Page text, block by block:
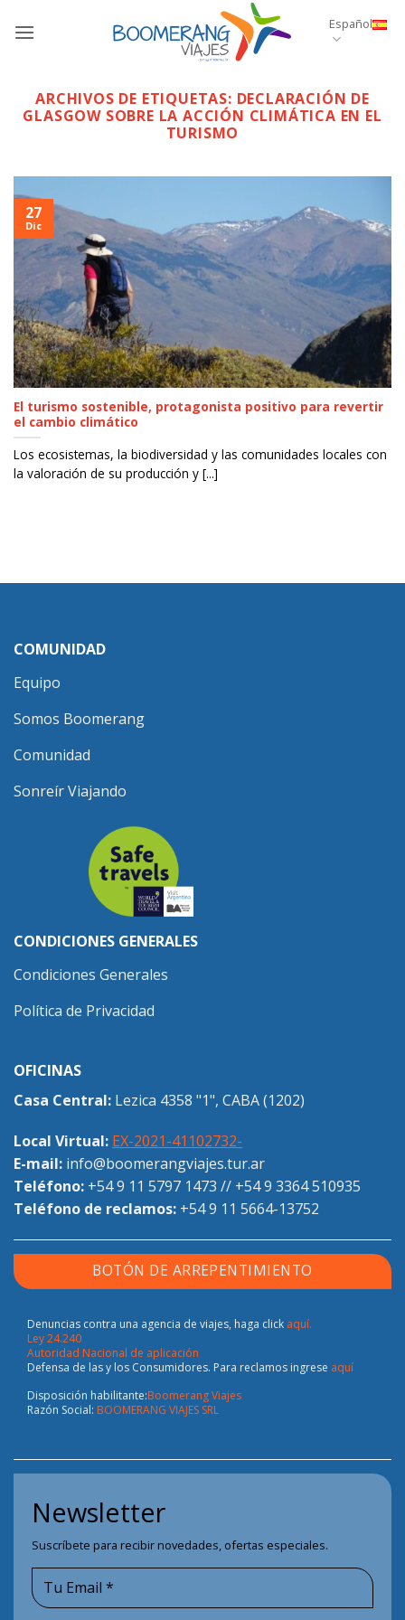
Español
ARCHIVOS DE ETIQUETAS: DECLARACIÓN DE
GLASGOW SOBRE LA ACCIÓN CLIMÁTICA EN EL
TURISMO
El turismo sostenible, protagonista positivo para revertir
el cambio climático
Los ecosistemas, la biodiversidad y las comunidades locales con
la valoración de su producción y [...]
27
Dic
COMUNIDAD
Equipo
Somos Boomerang
Comunidad
Sonreír Viajando
CONDICIONES GENERALES
Condiciones Generales
Política de Privacidad
OFICINAS
Casa Central: Lezica 4358 "1", CABA (1202)
Local Virtual: EX-2021-41102732-
E-mail: info@boomerangviajes.tur.ar
Teléfono: +54 9 11 5797 1473 // +54 9 3364 510935
Teléfono de reclamos: +54 9 11 5664-13752
BOTÓN DE ARREPENTIMIENTO
Denuncias contra una agencia de viajes, haga click aquí.
Ley 24.240
Autoridad Nacional de aplicación
Defensa de las y los Consumidores. Para reclamos ingrese aquí
Disposición habilitante:Boomerang Viajes
Razón Social: BOOMERANG VIAJES SRL
Newsletter
Suscríbete para recibir novedades, ofertas especiales.